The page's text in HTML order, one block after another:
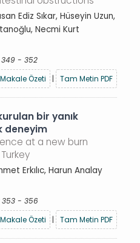
Ediz Sıkar, Hüseyin Uzun,
Necmi Kurt
349 - 352
Makale Özeti
| Tam Metin PDF
bir yanık
deneyim
at a new burn
Erkılıc, Harun Analay
353 - 356
Makale Özeti
| Tam Metin PDF